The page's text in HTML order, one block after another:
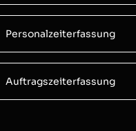
Personalzeiterfassung
Auftragszeiterfassung